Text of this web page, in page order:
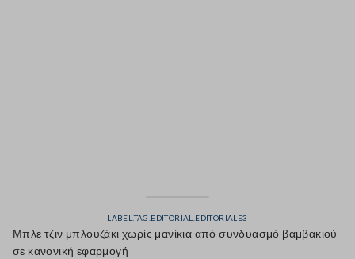
LABEL.TAG.EDITORIAL.EDITORIALE3
Μπλε τζιν μπλουζάκι χωρίς μανίκια από συνδυασμό βαμβακιού
σε κανονική εφαρμογή